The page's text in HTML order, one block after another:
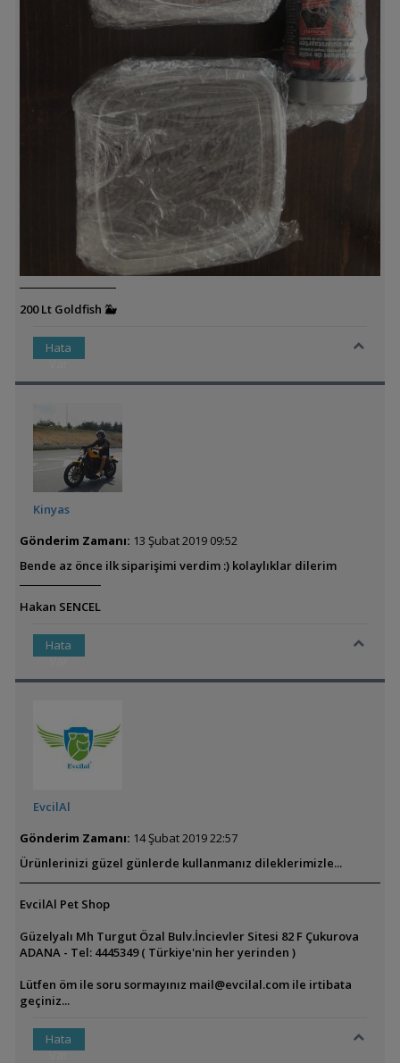
200 Lt Goldfish 🐳
Hata
Var
Kinyas
Gönderim Zamanı: 13 Şubat 2019 09:52
Bende az önce ilk siparişimi verdim :) kolaylıklar dilerim
Hakan SENCEL
Hata
Var
EvcilAl
Gönderim Zamanı: 14 Şubat 2019 22:57
Ürünlerinizi güzel günlerde kullanmanız dileklerimizle...
EvcilAl Pet Shop
Güzelyalı Mh Turgut Özal Bulv.İncievler Sitesi 82 F Çukurova
ADANA - Tel: 4445349 ( Türkiye'nin her yerinden )
Lütfen öm ile soru sormayınız mail@evcilal.comile irtibata
geçiniz...
Hata
Var